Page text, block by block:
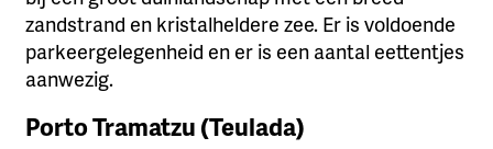
zandstrand en kristalheldere zee. Er is voldoende
parkeergelegenheid en er is een aantal eettentjes
aanwezig.
Porto Tramatzu (Teulada)